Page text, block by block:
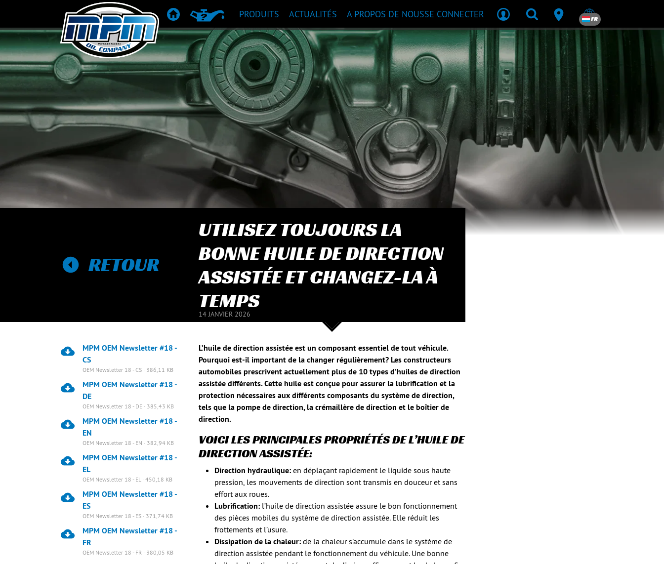
ACCUEILRECOMMANDATION DE PRODUITS
PRODUITS ACTUALITÉS A PROPOS DE NOUSSE CONNECTER FR
RETOUR
UTILISEZ TOUJOURS LA
BONNE HUILE DE DIRECTION
ASSISTÉE ET CHANGEZ-LA À
TEMPS
14 JANVIER 2026
L’huile de direction assistée est un composant essentiel de tout véhicule.
Pourquoi est-il important de la changer régulièrement? Les constructeurs
automobiles prescrivent actuellement plus de 10 types d’huiles de direction
assistée différents. Cette huile est conçue pour assurer la lubrification et la
protection nécessaires aux différents composants du système de direction,
tels que la pompe de direction, la crémaillère de direction et le boîtier de
direction.
VOICI LES PRINCIPALES PROPRIÉTÉS DE L’HUILE DE
DIRECTION ASSISTÉE:
Direction hydraulique:en déplaçant rapidement le liquide sous haute
pression, les mouvements de direction sont transmis en douceur et sans
effort aux roues.
Lubrification:l’huile de direction assistée assure le bon fonctionnement
des pièces mobiles du système de direction assistée. Elle réduit les
frottements et l’usure.
Dissipation de la chaleur:de la chaleur s’accumule dans le système de
direction assistée pendant le fonctionnement du véhicule. Une bonne
MPM OEM Newsletter #18 -
CS
OEM Newsletter 18 - CS · 386,11 KB
MPM OEM Newsletter #18 -
DE
OEM Newsletter 18 - DE · 385,43 KB
MPM OEM Newsletter #18 -
EN
OEM Newsletter 18 - EN · 382,94 KB
MPM OEM Newsletter #18 -
EL
OEM Newsletter 18 - EL · 450,18 KB
MPM OEM Newsletter #18 -
ES
OEM Newsletter 18 - ES · 371,74 KB
MPM OEM Newsletter #18 -
FR
OEM Newsletter 18 - FR · 380,05 KB